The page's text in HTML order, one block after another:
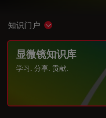
知识门户 Show subnavigation
显微镜知识库
学习. 分享. 贡献.